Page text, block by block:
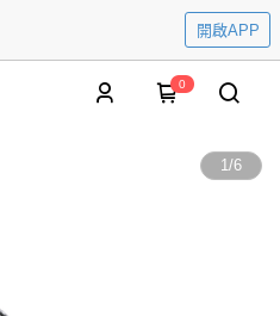
開啟APP
0
1/6